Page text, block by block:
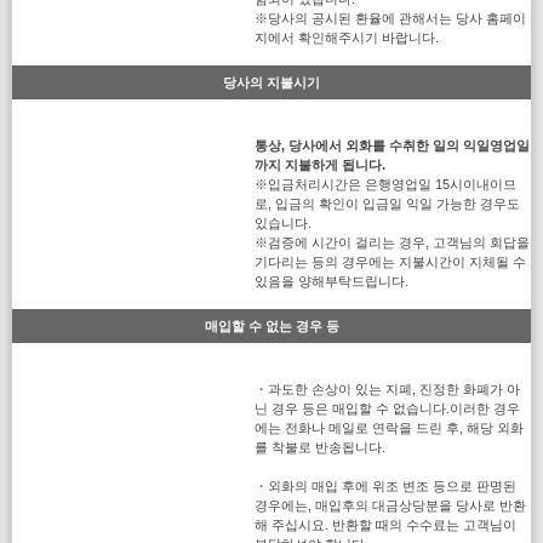
※당사의 공시된 환율에 관해서는 당사 홈페이
지에서 확인해주시기 바랍니다.
당사의 지불시기
통상, 당사에서 외화를 수취한 일의 익일영업일
까지 지불하게 됩니다.
※입금처리시간은 은행영업일 15시이내이므
로, 입금의 확인이 입금일 익일 가능한 경우도
있습니다.
※검증에 시간이 걸리는 경우, 고객님의 회답을
기다리는 등의 경우에는 지불시간이 지체될 수
있음을 양해부탁드립니다.
매입할 수 없는 경우 등
・과도한 손상이 있는 지폐, 진정한 화폐가 아
닌 경우 등은 매입할 수 없습니다.이러한 경우
에는 전화나 메일로 연락을 드린 후, 해당 외화
를 착불로 반송됩니다.
・외화의 매입 후에 위조 변조 등으로 판명된
경우에는, 매입후의 대금상당분을 당사로 반환
해 주십시요. 반환할 때의 수수료는 고객님이